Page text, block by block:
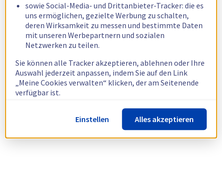
sowie Social-Media- und Drittanbieter-Tracker: die es
uns ermöglichen, gezielte Werbung zu schalten,
deren Wirksamkeit zu messen und bestimmte Daten
mit unseren Werbepartnern und sozialen
Netzwerken zu teilen.
Sie können alle Tracker akzeptieren, ablehnen oder Ihre
Auswahl jederzeit anpassen, indem Sie auf den Link
„Meine Cookies verwalten“ klicken, der am Seitenende
verfügbar ist.
Weitere Informationen finden Sie in unsererRichtlinie
zur Verwendung von Cookies.
Einstellen Alles akzeptieren